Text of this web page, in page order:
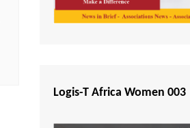
Logis-T Africa Women 003